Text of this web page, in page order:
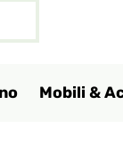
Mobili &